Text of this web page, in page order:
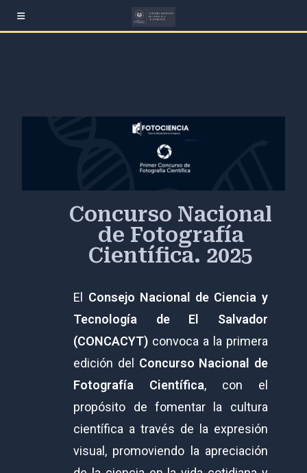
Concurso Nacional
de Fotografía
Científica. 2025
El Consejo Nacional de Ciencia y
Tecnología de El Salvador
(CONCACYT) convoca a la primera
edición del Concurso Nacional de
Fotografía Científica, con el
propósito de fomentar la cultura
científica a través de la expresión
visual, promoviendo la apreciación